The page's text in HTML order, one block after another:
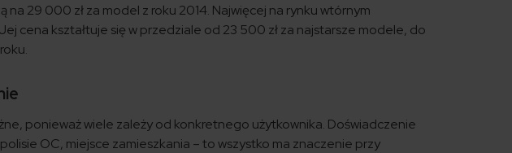
29 000 zł za model z roku 2014. Najwięcej na rynku wtórnym
cena kształtuje się w przedziale od 23 500 zł za najstarsze modele, do
ponieważ wiele zależy od konkretnego użytkownika. Doświadczenie
OC, miejsce zamieszkania – to wszystko ma znaczenie przy